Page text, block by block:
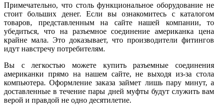
Примечательно, что столь функциональное оборудование не
стоит больших денег. Если вы ознакомитесь с каталогом
товаров, представленным на сайте нашей компании, то
убедиться, что на разъемное соединение американка цена
крайне мала. Это доказывает, что производители фитингов
идут навстречу потребителям.
Вы с легкостью можете купить разъемные соединения
американки прямо на нашем сайте, не выходя из-за стола
компьютера. Оформление заказа займет лишь пару минут, а
доставленные в течение пары дней муфты будут служить вам
верой и правдой не одно десятилетие.